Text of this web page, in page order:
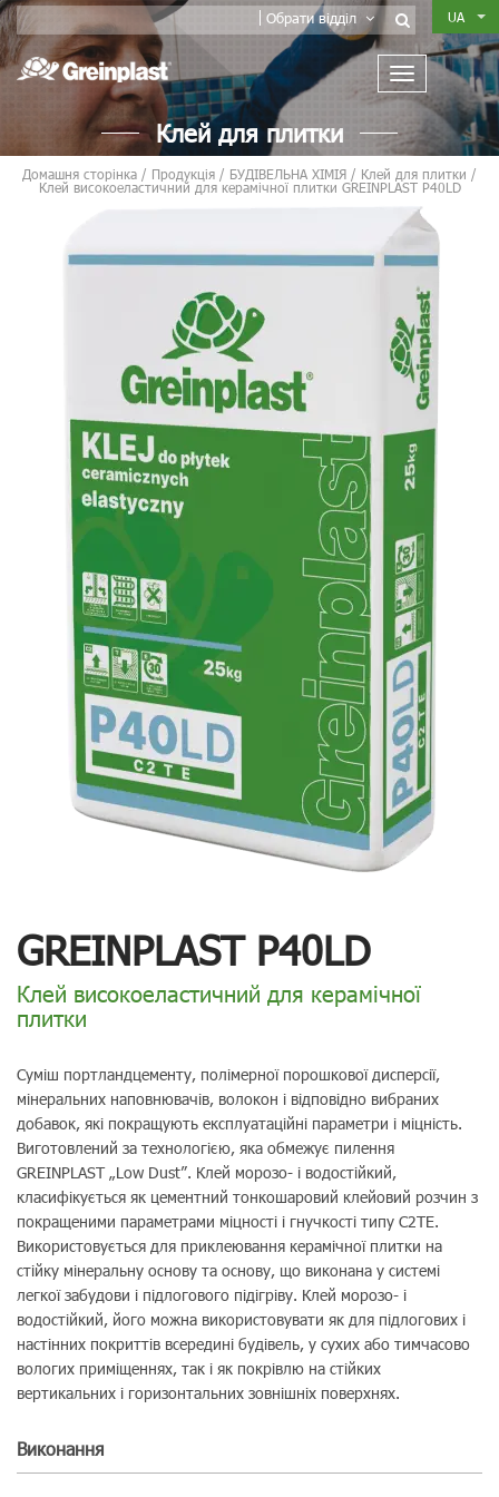
Обрати відділ UA
Клей для плитки
Домашня сторінка / Продукція / БУДІВЕЛЬНА ХІМІЯ / Клей для плитки /
Клей високоеластичний для керамічної плитки GREINPLAST P40LD
GREINPLAST P40LD
Клей високоеластичний для керамічної
плитки
Суміш портландцементу, полімерної порошкової дисперсії,
мінеральних наповнювачів, волокон і відповідно вибраних
добавок, які покращують експлуатаційні параметри і міцність.
Виготовлений за технологією, яка обмежує пилення
GREINPLAST „Low Dust”. Клей морозо- і водостійкий,
класифікується як цементний тонкошаровий клейовий розчин з
покращеними параметрами міцності і гнучкості типу C2TE.
Використовується для приклеювання керамічної плитки на
стійку мінеральну основу та основу, що виконана у системі
легкої забудови i підлогового підігріву. Клей морозо- і
водостійкий, його можна використовувати як для підлогових і
настінних покриттів всередині будівель, у сухих або тимчасово
вологих приміщеннях, так і як покрівлю на стійких
вертикальних і горизонтальних зовнішніх поверхнях.
Виконання